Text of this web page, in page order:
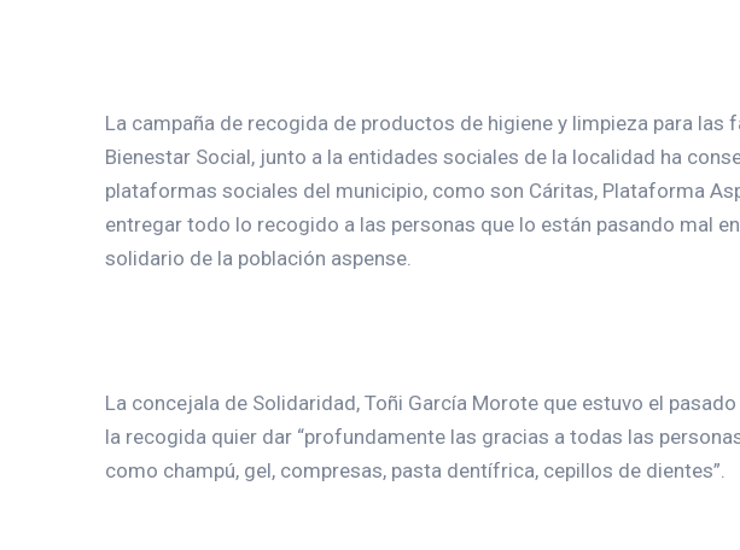
La campaña de recogida de productos de higiene y limpieza para
Bienestar Social, junto a la entidades sociales de la localidad ha
plataformas sociales del municipio, como son Cáritas, Plataforma
entregar todo lo recogido a las personas que lo están pasando mal
solidario de la población aspense.
La concejala de Solidaridad, Toñi García Morote que estuvo el
la recogida quier dar “profundamente las gracias a todas las
como champú, gel, compresas, pasta dentífrica, cepillos de dientes”.